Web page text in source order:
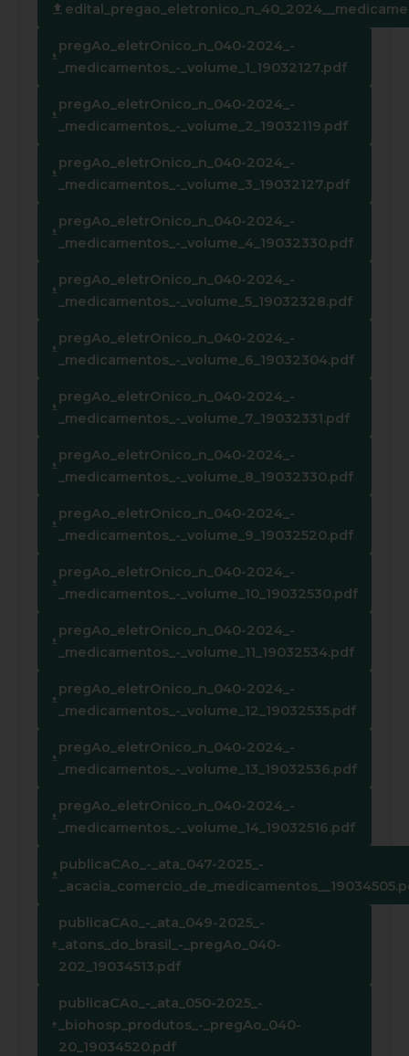
pregAo_eletrOnico_n_040-2024_-
_medicamentos_-_volume_1_19032127.pdf
pregAo_eletrOnico_n_040-2024_-
_medicamentos_-_volume_2_19032119.pdf
pregAo_eletrOnico_n_040-2024_-
_medicamentos_-_volume_3_19032127.pdf
pregAo_eletrOnico_n_040-2024_-
_medicamentos_-_volume_4_19032330.pdf
pregAo_eletrOnico_n_040-2024_-
_medicamentos_-_volume_5_19032328.pdf
pregAo_eletrOnico_n_040-2024_-
_medicamentos_-_volume_6_19032304.pdf
pregAo_eletrOnico_n_040-2024_-
_medicamentos_-_volume_7_19032331.pdf
pregAo_eletrOnico_n_040-2024_-
_medicamentos_-_volume_8_19032330.pdf
pregAo_eletrOnico_n_040-2024_-
_medicamentos_-_volume_9_19032520.pdf
pregAo_eletrOnico_n_040-2024_-
_medicamentos_-_volume_10_19032530.pdf
pregAo_eletrOnico_n_040-2024_-
_medicamentos_-_volume_11_19032534.pdf
pregAo_eletrOnico_n_040-2024_-
_medicamentos_-_volume_12_19032535.pdf
pregAo_eletrOnico_n_040-2024_-
_medicamentos_-_volume_13_19032536.pdf
pregAo_eletrOnico_n_040-2024_-
_medicamentos_-_volume_14_19032516.pdf
publicaCAo_-_ata_047-2025_-
publicaCAo_-_ata_049-2025_-
_atons_do_brasil_-_pregAo_040-
202_19034513.pdf
publicaCAo_-_ata_050-2025_-
_biohosp_produtos_-_pregAo_040-
20_19034520.pdf